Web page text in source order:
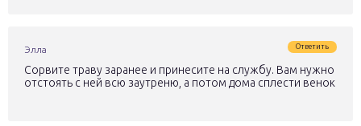
Элла Ответить
Сорвите траву заранее и принесите на службу. Вам нужно
отстоять с ней всю заутреню, а потом дома сплести венок